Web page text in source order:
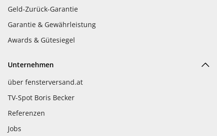
Geld-Zurück-Garantie
Garantie & Gewährleistung
Awards & Gütesiegel
Unternehmen
über fensterversand.at
TV-Spot Boris Becker
Referenzen
Jobs